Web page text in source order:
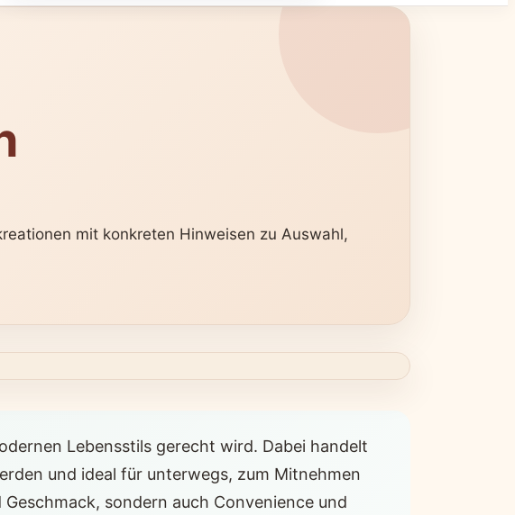
mit konkreten Hinweisen zu Auswahl,
Lebensstils gerecht wird. Dabei handelt
und ideal für unterwegs, zum Mitnehmen
sondern auch Convenience und